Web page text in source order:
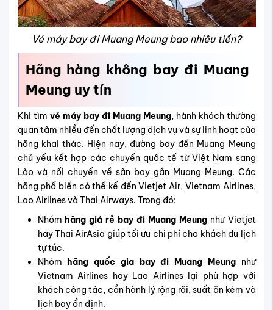
Vé máy bay đi Muang Meung bao nhiêu tiền?
Hãng hàng không bay đi Muang
Meung uy tín
Khi tìm vé máy bay đi Muang Meung, hành khách thường
quan tâm nhiều đến chất lượng dịch vụ và sự linh hoạt của
hãng khai thác. Hiện nay, đường bay đến Muang Meung
chủ yếu kết hợp các chuyến quốc tế từ Việt Nam sang
Lào và nối chuyến về sân bay gần Muang Meung. Các
hãng phổ biến có thể kể đến Vietjet Air, Vietnam Airlines,
Lao Airlines và Thai Airways. Trong đó:
Nhóm hãng giá rẻ bay đi Muang Meungnhư Vietjet
hay Thai AirAsia giúp tối ưu chi phí cho khách du lịch
tự túc.
Nhóm hãng quốc gia bay đi Muang Meungnhư
Vietnam Airlines hay Lao Airlines lại phù hợp với
khách công tác, cần hành lý rộng rãi, suất ăn kèm và
lịch bay ổn định.